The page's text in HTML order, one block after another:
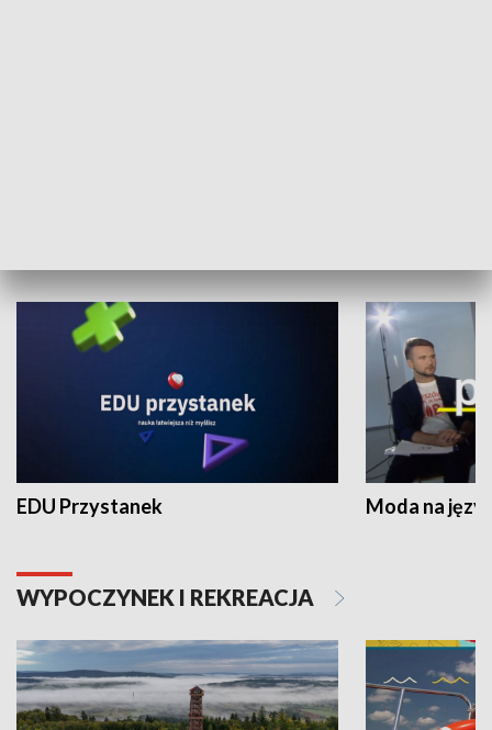
EDU Przystanek Moda na
WYPOCZYNEK I REKREACJA